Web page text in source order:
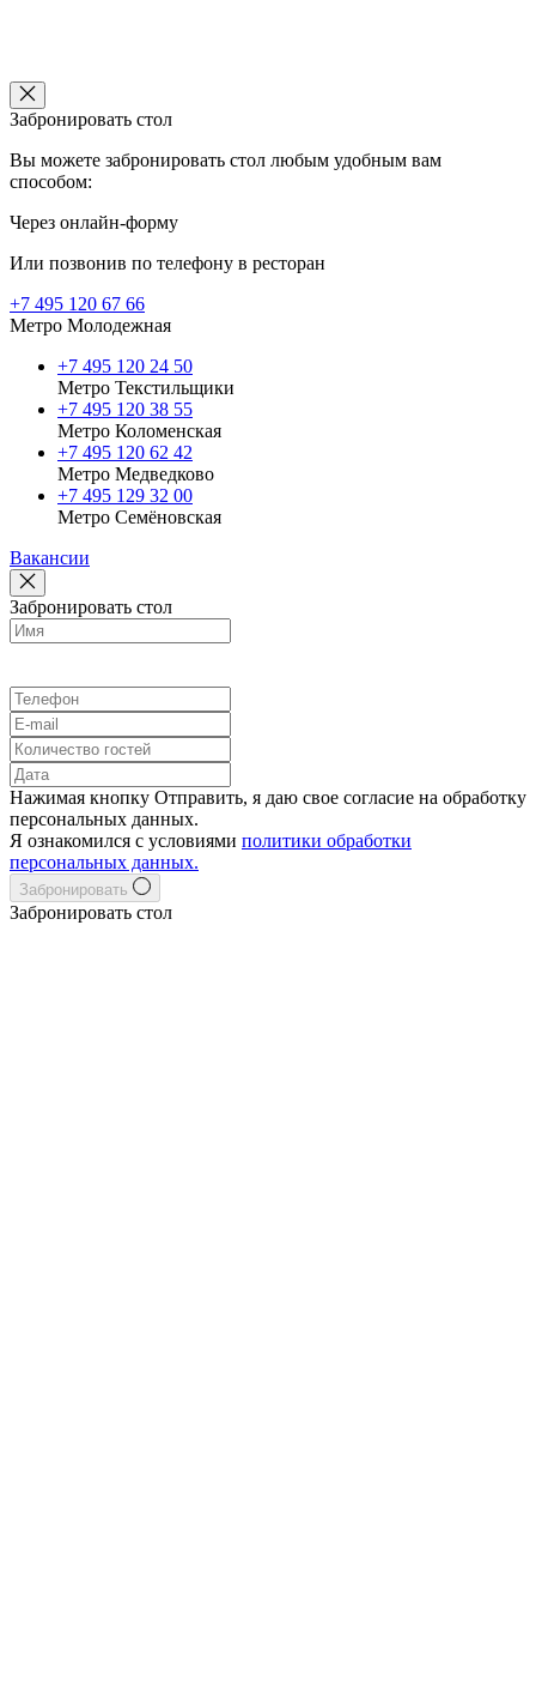
Забронировать стол
Вы можете забронировать стол любым удобным вам
способом:
Через онлайн-форму
Или позвонив по телефону в ресторан
+7 495 120 67 66
Метро Молодежная
+7 495 120 24 50
Метро Текстильщики
+7 495 120 38 55
Метро Коломенская
‎+7 495 120 62 42
Метро Медведково
+7 495 129 32 00
Метро Семёновская
Вакансии
Забронировать стол
Нажимая кнопку Отправить, я даю свое согласие на обработку
персональных данных.
Я ознакомился с условиями политики обработки
персональных данных.
Забронировать
Забронировать стол